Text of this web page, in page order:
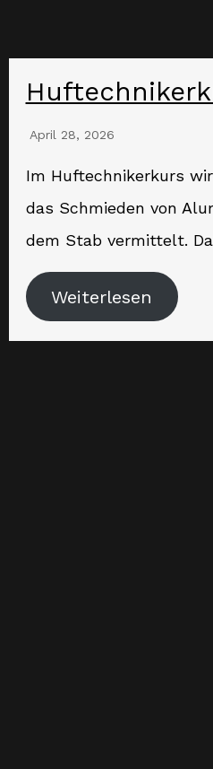
April 28, 2026
Im Huftechnikerkurs
das Schmieden von
dem Stab vermittelt.
Weiterlesen